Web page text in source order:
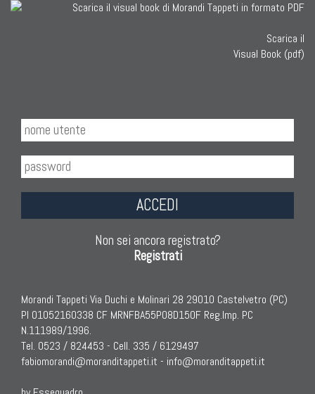
Scarica il
Visual Book (pdf)
ACCEDI
Non sei ancora registrato?
Registrati
Morandi Tappeti Via Duchi e Molinari 28 29010 Castelvetro (PC)
PI 01052160338 CF MRNFBA55P08D150F Reg.Imp. PC
N.111989/1996.
Tel. 0523 / 824453 - Cell. 335 / 6129497
fabiomorandi@moranditappeti.it - info@moranditappeti.it